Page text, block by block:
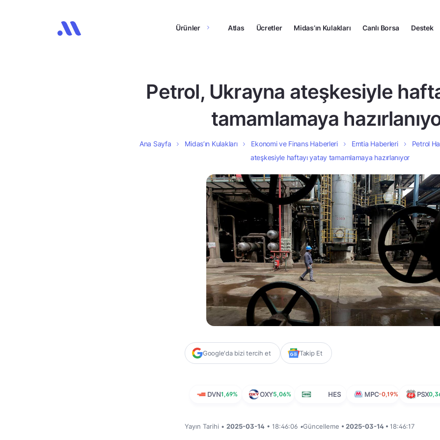
Ürünler Atlas Ücretler Midas’ın Kulakları Canlı Borsa Destek
Petrol, Ukrayna ateşkesiyle
tamamlamaya
Ana Sayfa Midas’ın Kulakları Ekonomi ve Finans Haberleri Emtia Haberleri
Petrol
ateşkesiyle haftayı yatay tamamlamaya hazırlanıyor
Google'da bizi tercih et Takip Et
DVN1,69% OXY5,06% HES MPC-0,19% PSX
Yayın Tarihi • 2025-03-14 • 18:46:06 •Güncelleme • 2025-03-14 • 18:46:17